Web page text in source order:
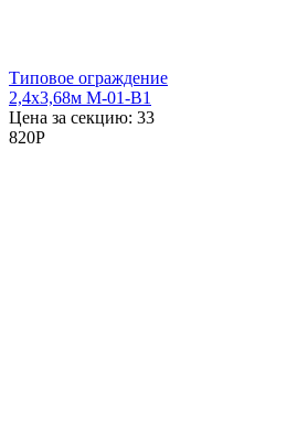
Типовое ограждение
2,4x3,68м М-01-В1
Цена за секцию: 33
820P